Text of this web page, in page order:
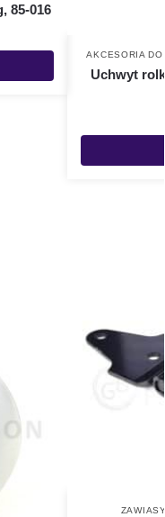
85-016
AKCESORIA
Uchwyt